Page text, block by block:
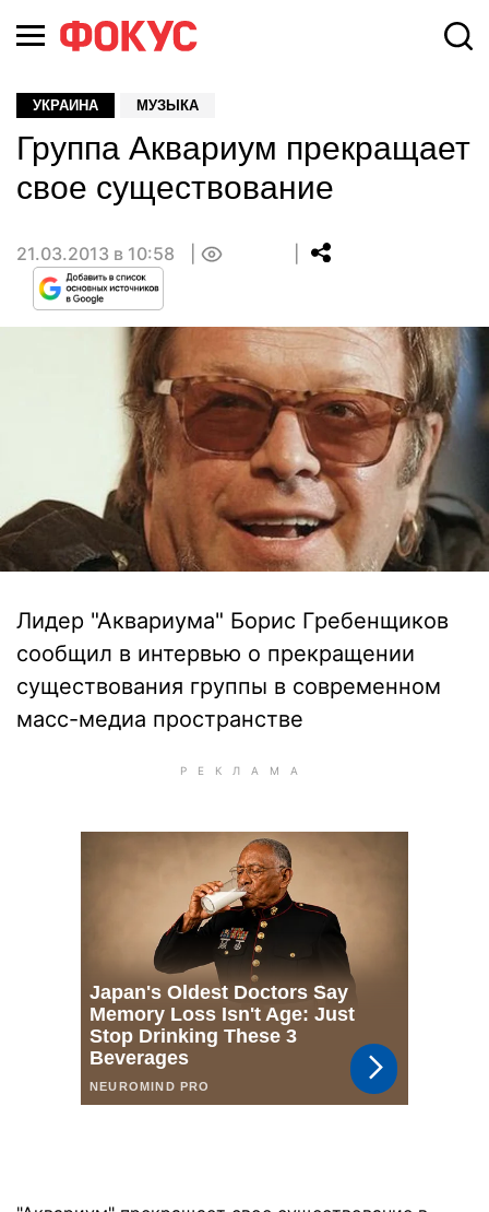
УКРАИНА МУЗЫКА
Группа Аквариум прекращает
свое существование
21.03.2013 в 10:58
Лидер "Аквариума" Борис Гребенщиков
сообщил в интервью о прекращении
существования группы в современном
масс-медиа пространстве